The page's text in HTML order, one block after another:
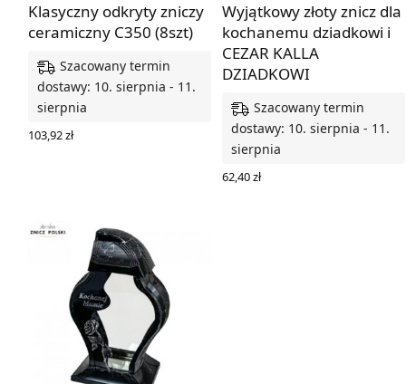
Klasyczny odkryty zniczy
ceramiczny C350 (8szt)
Szacowany termin
dostawy: 10. sierpnia - 11.
sierpnia
103,92zł
Wyjątkowy złoty znicz dla
kochanemu dziadkowi i
CEZAR KALLA
DZIADKOWI
Szacowany termin
dostawy: 10. sierpnia - 11.
sierpnia
62,40zł